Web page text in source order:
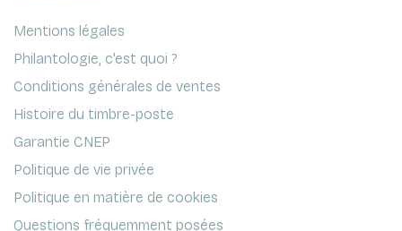
Mentions légales
Philantologie, c'est quoi ?
Conditions générales de ventes
Histoire du timbre-poste
Garantie CNEP
Politique de vie privée
Politique en matière de cookies
Questions fréquemment posées